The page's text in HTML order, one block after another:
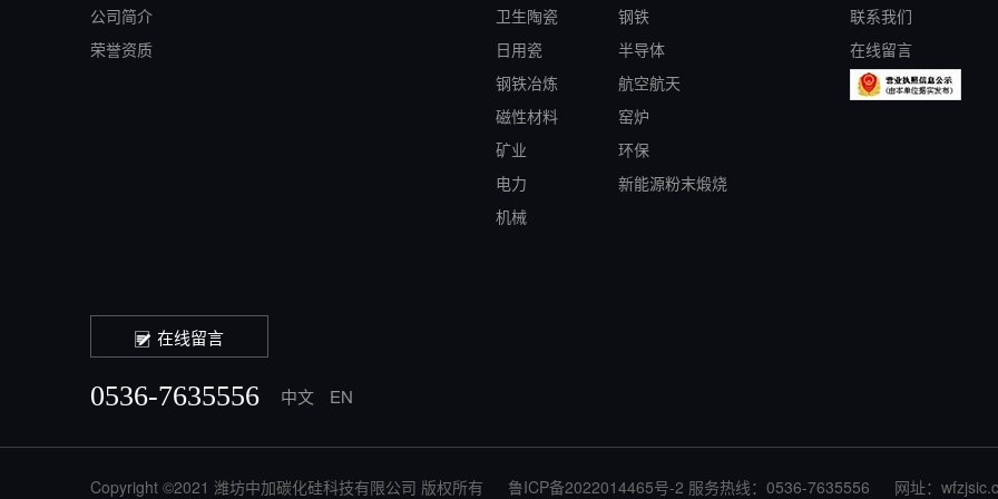
公司简介
荣誉资质
卫生陶瓷
日用瓷
钢铁冶炼
磁性材料
矿业
电力
机械
钢铁
半导体
航空航天
窑炉
环保
新能源粉末煅烧
联系我们
在线留言
在线留言
0536-7635556 中文 EN
Copyright ©2021 潍坊中加碳化硅科技有限公司 版权所有 鲁ICP备2022014465号-2 服务热线：0536-7635556 网址：